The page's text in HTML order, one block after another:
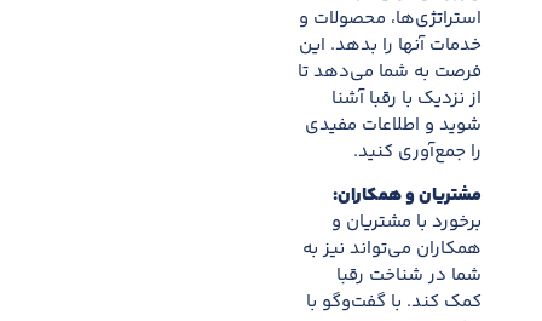
استراتژی‌ها، محصولات و
خدمات آنها را بدهد. این
فرصت به شما می‌دهد تا
از نزدیک با رقبا آشنا
شوید و اطلاعات مفیدی
را جمع‌آوری کنید.
مشتریان و همکاران:
برخورد با مشتریان و
همکاران می‌تواند نیز به
شما در شناخت رقبا
کمک کند. با گفت‌وگو با